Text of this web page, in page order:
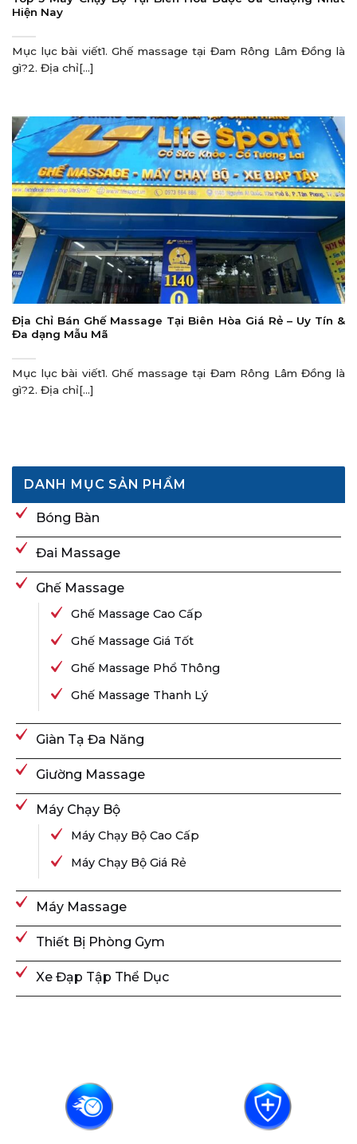
Hiện Nay
Mục lục bài viết1. Ghế massage tại Đam Rông Lâm Đồng là
gì?2. Địa chỉ[...]
Địa Chỉ Bán Ghế Massage Tại Biên Hòa Giá Rẻ – Uy Tín &
Đa dạng Mẫu Mã
Mục lục bài viết1. Ghế massage tại Đam Rông Lâm Đồng là
gì?2. Địa chỉ[...]
DANH MỤC SẢN PHẨM
Bóng Bàn
Đai Massage
Ghế Massage
Ghế Massage Cao Cấp
Ghế Massage Giá Tốt
Ghế Massage Phổ Thông
Ghế Massage Thanh Lý
Giàn Tạ Đa Năng
Giường Massage
Máy Chạy Bộ
Máy Chạy Bộ Cao Cấp
Máy Chạy Bộ Giá Rẻ
Máy Massage
Thiết Bị Phòng Gym
Xe Đạp Tập Thể Dục